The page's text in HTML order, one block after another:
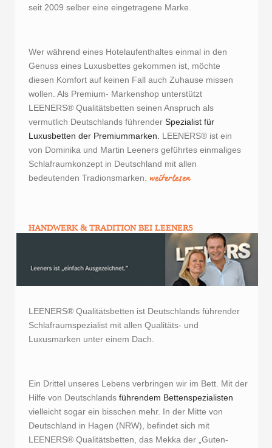
seit 2009 selber eine eingetragene Marke.
Wer während eines Hotelaufenthaltes einmal in den
Genuss eines Luxusbettes gekommen ist, möchte
diesen Komfort auf keinen Fall auch Zuhause missen
wollen. Als Premium- Markenshop unterstützt
LEENERS® Qualitätsbetten seinen Anspruch als
vermutlich Deutschlands führenderSpezialist für
Luxusbetten der Premiummarken. LEENERS® ist ein
von Dominika und Martin Leeners geführtes einmaliges
Schlafraumkonzept in Deutschland mit allen
bedeutenden Tradionsmarken. weiterlesen
HANDWERK & TRADITION BEI LEENERS
LEENERS® Qualitätsbetten ist Deutschlands führender
Schlafraumspezialist mit allen Qualitäts- und
Luxusmarken unter einem Dach.
Ein Drittel unseres Lebens verbringen wir im Bett. Mit der
Hilfe von Deutschlandsführendem Bettenspezialisten
vielleicht sogar ein bisschen mehr. In der Mitte von
Deutschland in Hagen (NRW), befindet sich mit
LEENERS® Qualitätsbetten, das Mekka der „Guten-